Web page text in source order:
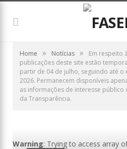
Home » Notícias »
Em respeito
publicações deste site estão
partir de 04 de julho, seguindo até
2026. Permanecem disponíveis
as informações de interesse
da Transparência.
Warning: Trying to access array